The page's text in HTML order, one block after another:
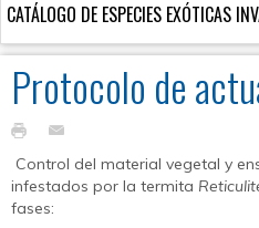
CATÁLOGO DE ESPECIES EXÓTICAS
Protocolo de
Control del material vegetal y
infestados por la termita
fases: